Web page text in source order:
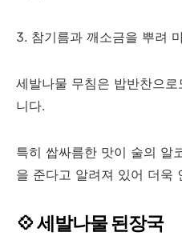
3. 참기름과 깨소금을 뿌려
세발나물 무침은 밥반찬으
니다.
특히 쌉싸름한 맛이 술의 알
을 준다고 알려져 있어 더욱
💠 세발나물 된장국